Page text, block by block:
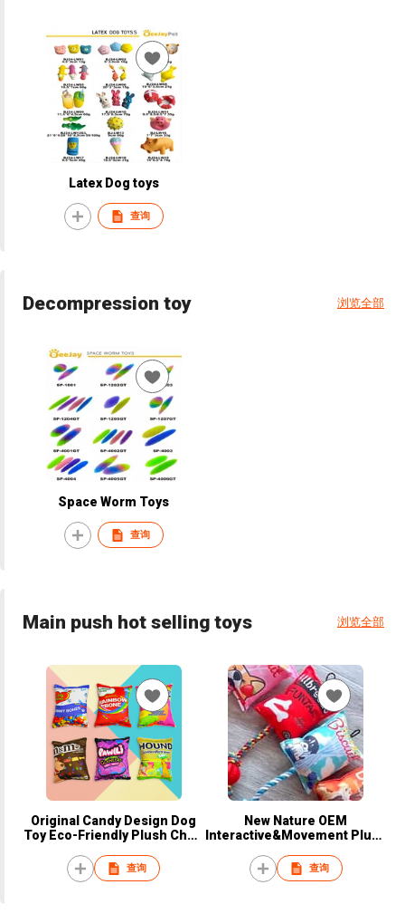
Latex Dog toys
查询
Decompression toy 浏览全部
Space Worm Toys
查询
Main push hot selling toys 浏览全部
Original Candy Design Dog
Toy Eco-Friendly Plush Chew
Interactive Playful Toy for
Pets
查询
New Nature OEM
Interactive&Movement Plush
Talking Pet Dog Toy
查询